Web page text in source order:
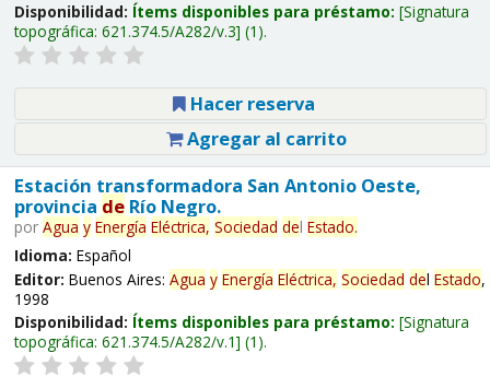
Disponibilidad: Ítems disponibles para préstamo: Signatura
topográfica: 621.374.5/A282/v.3 (1).
Hacer reserva
Agregar al carrito
Estación transformadora San Antonio Oeste,
provincia deRío Negro.
por Agua y Energía Eléctrica, Sociedad del Estado.
Idioma: Español
Editor: Buenos Aires: Agua y Energía Eléctrica, Sociedad del Estado,
1998
Disponibilidad: Ítems disponibles para préstamo: Signatura
topográfica: 621.374.5/A282/v.1 (1).